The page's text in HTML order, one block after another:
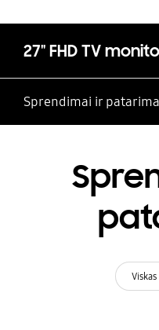
Sprendimai ir
Viskas